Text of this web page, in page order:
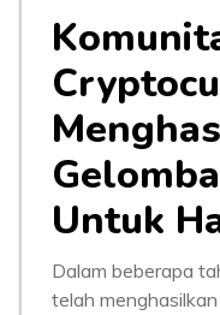
Untuk
Dalam beberapa
telah